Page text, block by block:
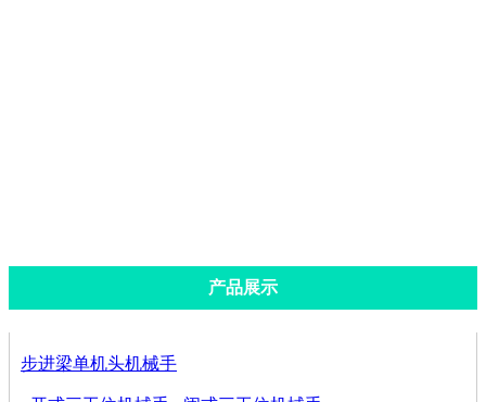
产品展示
步进梁单机头机械手